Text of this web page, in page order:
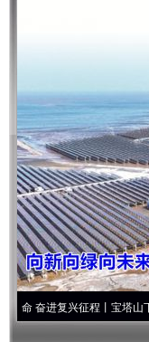
兴征程丨宝塔山下好光景..·[